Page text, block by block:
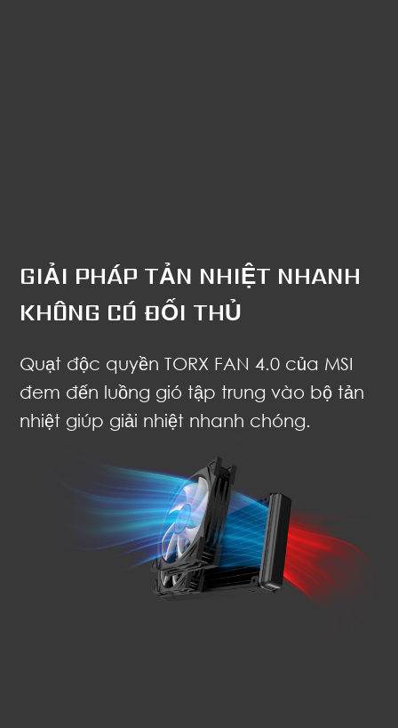
GIẢI PHÁP TẢN NHIỆT NHANH
KHÔNG CÓ ĐỐI THỦ
Quạt độc quyền TORX FAN 4.0 của MSI
đem đến luồng gió tập trung vào bộ tản
nhiệt giúp giải nhiệt nhanh chóng.